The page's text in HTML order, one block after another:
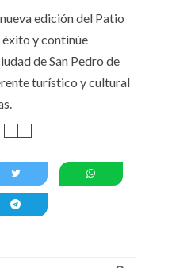
edición del Patio
y continúe
de San Pedro de
turístico y cultural